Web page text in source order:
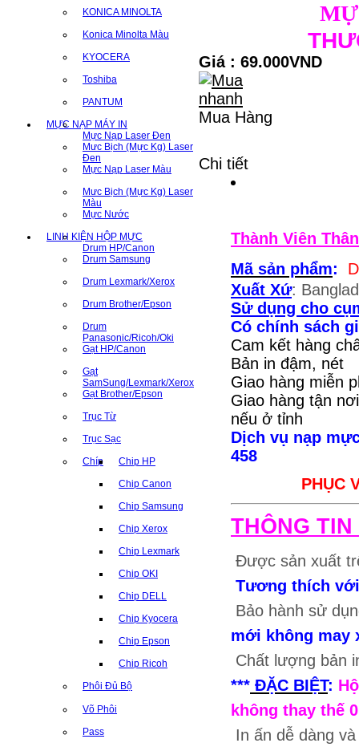
KONICA MINOLTA
Konica Minolta Màu
KYOCERA
Toshiba
PANTUM
MỰC NẠP MÁY IN
Mực Nạp Laser Đen
Mưc Bịch (Mực Kg) Laser
Đen
Mực Nạp Laser Màu
Mưc Bịch (Mực Kg) Laser
Màu
Mực Nước
LINH KIỆN HỘP MỰC
Drum HP/Canon
Drum Samsung
Drum Lexmark/Xerox
Drum Brother/Epson
Drum
Panasonic/Ricoh/Oki
Gạt HP/Canon
Gạt
SamSung/Lexmark/Xerox
Gạt Brother/Epson
Trục Từ
Trục Sạc
Chíp Chip HP
Chip Canon
Chip Samsung
Chip Xerox
Chip Lexmark
Chip OKI
Chip DELL
Chip Kyocera
Chip Epson
Chip Ricoh
Phôi Đủ Bộ
Võ Phôi
Pass
Giá : 69.000VND
Mua Hàng
Chi tiết
Thành Viên
Mã sản phẩm:
Xuất Xứ:
Sử dụng cho
Có chính sách
Cam kết hàng
Bản in đậm, nét
Giao hàng miễn
Giao hàng tận
nếu ở tỉnh
Dịch vụ nạp
458
PHỤC
THÔNG
Được sản xuất
Tương thích
Bảo hành sử
mới không may
Chất lượng bản
*** ĐẶC BIỆT:
không thay thế
In ấn dễ dàng